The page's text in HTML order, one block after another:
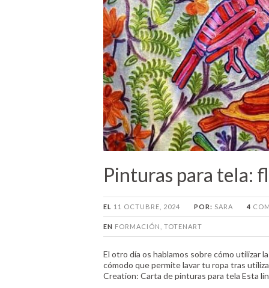
Pinturas para tela:
EL 11 OCTUBRE, 2024 POR: SARA 4
EN FORMACIÓN TOTENART
El otro día os hablamos sobre cómo utilizar
cómodo que permite lavar tu ropa tras
Creation: Carta de pinturas para tela Esta